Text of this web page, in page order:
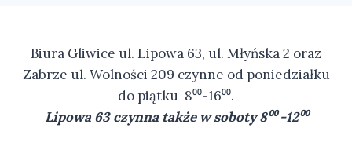
Biura Gliwice ul. Lipowa 63, ul. Młyńska 2 oraz
Zabrze ul. Wolności 209 czynne od poniedziałku
do piątku 8⁰⁰-16⁰⁰.
Lipowa 63 czynna także w soboty 8⁰⁰ -12⁰⁰